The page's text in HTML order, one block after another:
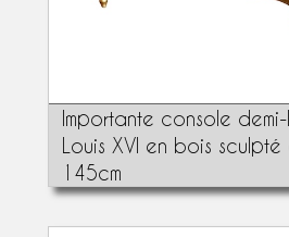
Importante console
Louis XVI en bois
145cm